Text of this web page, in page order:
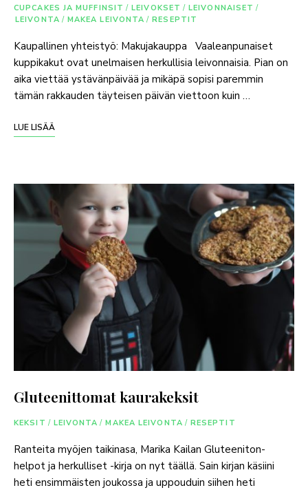
CUPCAKES JA MUFFINSIT / LEIVOKSET / LEIVONNAISET /
LEIVONTA / MAKEA LEIVONTA / RESEPTIT
Kaupallinen yhteistyö: Makujakauppa Vaaleanpunaiset
kuppikakut ovat unelmaisen herkullisia leivonnaisia. Pian on
aika viettää ystävänpäivää ja mikäpä sopisi paremmin
tämän rakkauden täyteisen päivän viettoon kuin …
LUE LISÄÄ
Gluteenittomat kaurakeksit
KEKSIT / LEIVONTA / MAKEA LEIVONTA / RESEPTIT
Ranteita myöjen taikinasa, Marika Kailan Gluteeniton-
helpot ja herkulliset -kirja on nyt täällä. Sain kirjan käsiini
heti ensimmäisten joukossa ja uppouduin siihen heti